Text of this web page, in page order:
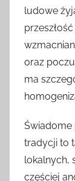
ludowe
oraz
ma
Świadome
tradycji to
lokalnych,
częściej